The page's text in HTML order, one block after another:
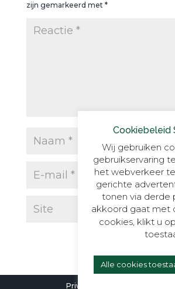
zijn gemarkeerd met *
Privacyverklaring
Cookiebeleid
Wij gebruiken
gebruikservaring
het webverkeer
gerichte
tonen via derde
akkoord gaat met
cookies, klikt u
Alle cookies